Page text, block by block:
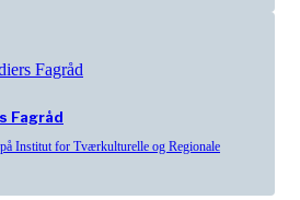
Fagråd
Fagråd
Institut for Tværkulturelle og Regionale